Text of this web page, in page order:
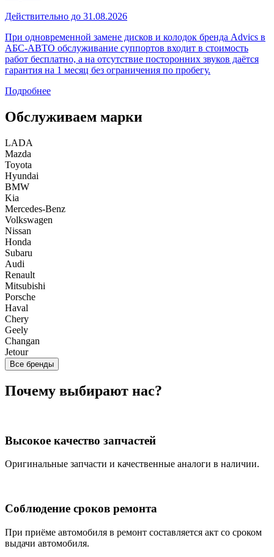
Действительно до 31.08.2026
При одновременной замене дисков и колодок бренда Advics в
АБС-АВТО обслуживание суппортов входит в стоимость
работ бесплатно, а на отсутствие посторонних звуков даётся
гарантия на 1 месяц без ограничения по пробегу.
Подробнее
Обслуживаем марки
LADA
Mazda
Toyota
Hyundai
BMW
Kia
Mercedes-Benz
Volkswagen
Nissan
Honda
Subaru
Audi
Renault
Mitsubishi
Porsche
Haval
Chery
Geely
Changan
Jetour
Все бренды
Почему выбирают нас?
Высокое качество запчастей
Оригинальные запчасти и качественные аналоги в наличии.
Соблюдение сроков ремонта
При приёме автомобиля в ремонт составляется акт со сроком
выдачи автомобиля.